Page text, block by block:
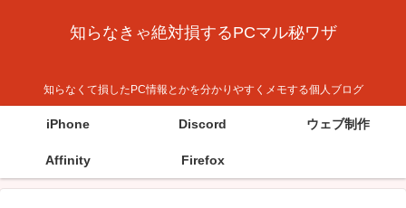
知らなきゃ絶対損するPCマル秘ワザ
知らなくて損したPC情報とかを分かりやすくメモする個人ブログ
iPhone Discord ウェブ制作
Affinity Firefox